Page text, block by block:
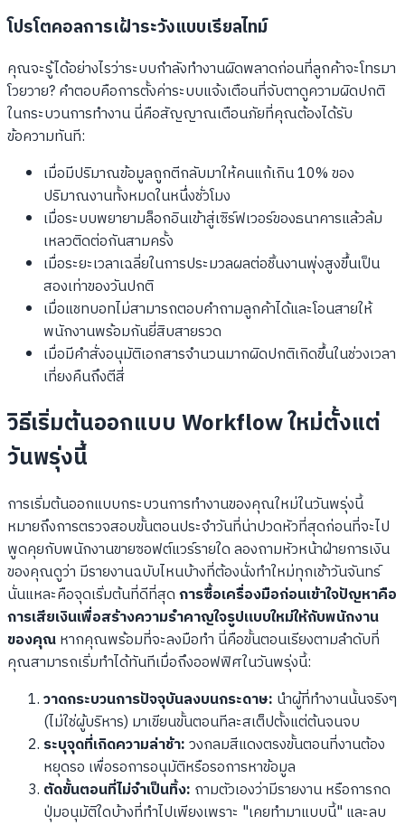
โปรโตคอลการเฝ้าระวังแบบเรียลไทม์
คุณจะรู้ได้อย่างไรว่าระบบกำลังทำงานผิดพลาดก่อนที่ลูกค้าจะโทรมา
โวยวาย? คำตอบคือการตั้งค่าระบบแจ้งเตือนที่จับตาดูความผิดปกติ
ในกระบวนการทำงาน นี่คือสัญญาณเตือนภัยที่คุณต้องได้รับ
ข้อความทันที:
เมื่อมีปริมาณข้อมูลถูกตีกลับมาให้คนแก้เกิน 10% ของ
ปริมาณงานทั้งหมดในหนึ่งชั่วโมง
เมื่อระบบพยายามล็อกอินเข้าสู่เซิร์ฟเวอร์ของธนาคารแล้วล้ม
เหลวติดต่อกันสามครั้ง
เมื่อระยะเวลาเฉลี่ยในการประมวลผลต่อชิ้นงานพุ่งสูงขึ้นเป็น
สองเท่าของวันปกติ
เมื่อแชทบอทไม่สามารถตอบคำถามลูกค้าได้และโอนสายให้
พนักงานพร้อมกันยี่สิบสายรวด
เมื่อมีคำสั่งอนุมัติเอกสารจำนวนมากผิดปกติเกิดขึ้นในช่วงเวลา
เที่ยงคืนถึงตีสี่
วิธีเริ่มต้นออกแบบ Workflow ใหม่ตั้งแต่
วันพรุ่งนี้
การเริ่มต้นออกแบบกระบวนการทำงานของคุณใหม่ในวันพรุ่งนี้
หมายถึงการตรวจสอบขั้นตอนประจำวันที่น่าปวดหัวที่สุดก่อนที่จะไป
พูดคุยกับพนักงานขายซอฟต์แวร์รายใด ลองถามหัวหน้าฝ่ายการเงิน
ของคุณดูว่า มีรายงานฉบับไหนบ้างที่ต้องนั่งทำใหม่ทุกเช้าวันจันทร์
นั่นแหละคือจุดเริ่มต้นที่ดีที่สุดการซื้อเครื่องมือก่อนเข้าใจปัญหาคือ
การเสียเงินเพื่อสร้างความรำคาญใจรูปแบบใหม่ให้กับพนักงาน
ของคุณหากคุณพร้อมที่จะลงมือทำ นี่คือขั้นตอนเรียงตามลำดับที่
คุณสามารถเริ่มทำได้ทันทีเมื่อถึงออฟฟิศในวันพรุ่งนี้:
วาดกระบวนการปัจจุบันลงบนกระดาษ: นำผู้ที่ทำงานนั้นจริงๆ
(ไม่ใช่ผู้บริหาร) มาเขียนขั้นตอนทีละสเต็ปตั้งแต่ต้นจนจบ
ระบุจุดที่เกิดความล่าช้า:วงกลมสีแดงตรงขั้นตอนที่งานต้อง
หยุดรอ เพื่อรอการอนุมัติหรือรอการหาข้อมูล
ตัดขั้นตอนที่ไม่จำเป็นทิ้ง: ถามตัวเองว่ามีรายงาน หรือการกด
ปุ่มอนุมัติใดบ้างที่ทำไปเพียงเพราะ "เคยทำมาแบบนี้" และลบ